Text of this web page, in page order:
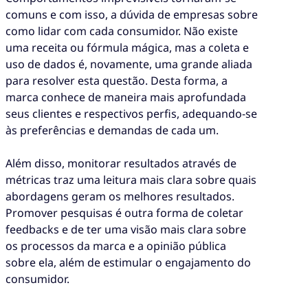
comuns e com isso, a dúvida de empresas sobre
como lidar com cada consumidor. Não existe
uma receita ou fórmula mágica, mas a coleta e
uso de dados é, novamente, uma grande aliada
para resolver esta questão. Desta forma, a
marca conhece de maneira mais aprofundada
seus clientes e respectivos perfis, adequando-se
às preferências e demandas de cada um.
Além disso, monitorar resultados através de
métricas traz uma leitura mais clara sobre quais
abordagens geram os melhores resultados.
Promover pesquisas é outra forma de coletar
feedbacks e de ter uma visão mais clara sobre
os processos da marca e a opinião pública
sobre ela, além de estimular o engajamento do
consumidor.